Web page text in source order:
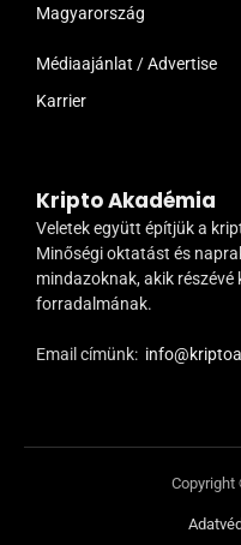
Magyarország
Médiaajánlat / Advertise
Karrier
Kripto Akadémia
Veletek együtt építjük a
Minőségi oktatást és
mindazoknak, akik
forradalmának.
Email címünk:
Copyright